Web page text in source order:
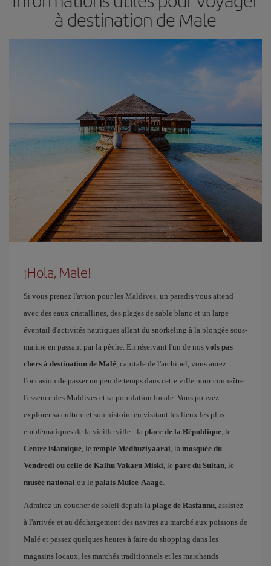
à destination de Male
¡Hola, Male!
Si vous prenez l'avion pour les Maldives, un paradis vous attend
avec des eaux cristallines, des plages de sable blanc et un large
éventail d'activités nautiques allant du snorkeling à la plongée sous-
marine en passant par la pêche. En réservant l'un de nos vols pas
chers à destination de Malé , capitale de l'archipel, vous aurez
l'occasion de passer un peu de temps dans cette ville pour connaître
l'essence des Maldives et sa population locale. Vous pouvez
explorer sa culture et son histoire en visitant les lieux les plus
emblématiques de la vieille ville : la place de la République , le
Centre islamique , le temple Medhuziyaarai , la mosquée du
Vendredi ou celle de Kalhu Vakaru Miski , le parc du Sultan , le
musée national ou le palais Mulee-Aaage
Admirez un coucher de soleil depuis la plage de Rasfannu , assistez
à l'arrivée et au déchargement des navires au marché aux poissons de
Malé et passez quelques heures à faire du shopping dans les
magasins locaux, les marchés traditionnels et les marchands